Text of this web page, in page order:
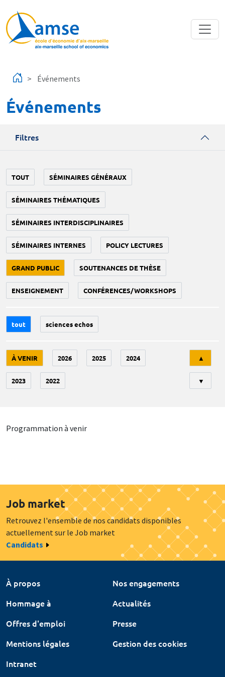
Événements
Événements
Filtres
TOUT SÉMINAIRES GÉNÉRAUX
SÉMINAIRES THÉMATIQUES
SÉMINAIRES INTERDISCIPLINAIRES
SÉMINAIRES INTERNES POLICY LECTURES
GRAND PUBLIC SOUTENANCES DE THÈSE
ENSEIGNEMENT CONFÉRENCES/WORKSHOPS
tout sciences echos
À VENIR 2026 2025 2024
2023 2022
▲
▼
Programmation à venir
Job market
Retrouvez l'ensemble de nos candidats disponibles
actuellement sur le Job market
Candidats
À propos
Nos engagements
Hommage à
Actualités
Offres d'emploi
Presse
Mentions légales
Gestion des cookies
Intranet